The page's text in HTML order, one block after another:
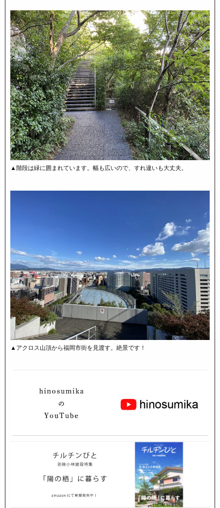
▲階段は緑に囲まれています。幅も広いので、すれ違いも大丈夫。
▲アクロス山頂から福岡市街を見渡す。絶景です！